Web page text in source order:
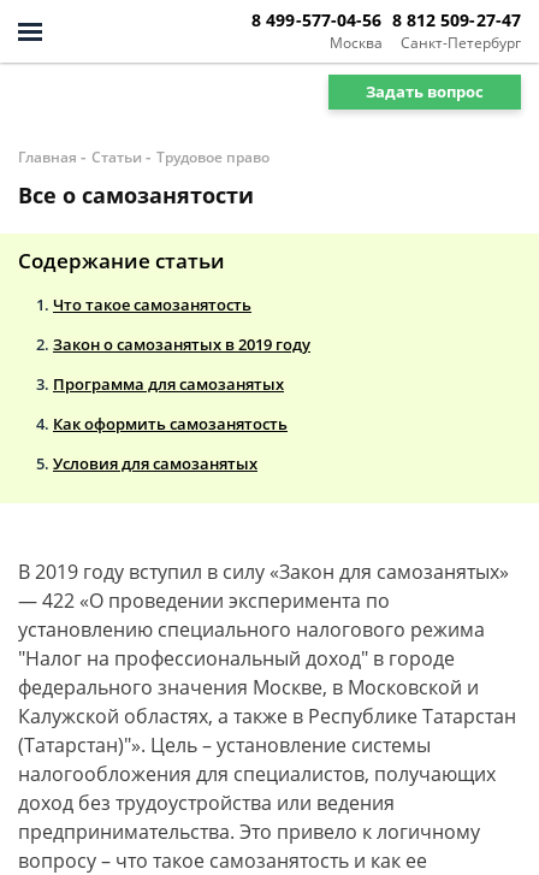
Москва
8 499-577-04-56
Санкт-Петербург
8 812 509-27-47
Задать вопрос
Главная - Статьи - Трудовое право
Все о самозанятости
Содержание статьи
Что такое самозанятость
Закон о самозанятых в 2019 году
Программа для самозанятых
Как оформить самозанятость
Условия для самозанятых
В 2019 году вступил в силу «Закон для самозанятых»
— 422 «О проведении эксперимента по
установлению специального налогового режима
"Налог на профессиональный доход" в городе
федерального значения Москве, в Московской и
Калужской областях, а также в Республике Татарстан
(Татарстан)"». Цель – установление системы
налогообложения для специалистов, получающих
доход без трудоустройства или ведения
предпринимательства. Это привело к логичному
вопросу – что такое самозанятость и как ее